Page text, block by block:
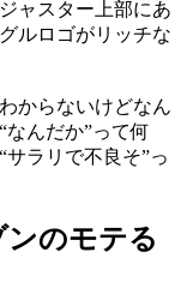
ャスター上部にあ
ルロゴがリッチな
からないけどなん
んだか”って何
ラリで不良そ”っ
のモテる